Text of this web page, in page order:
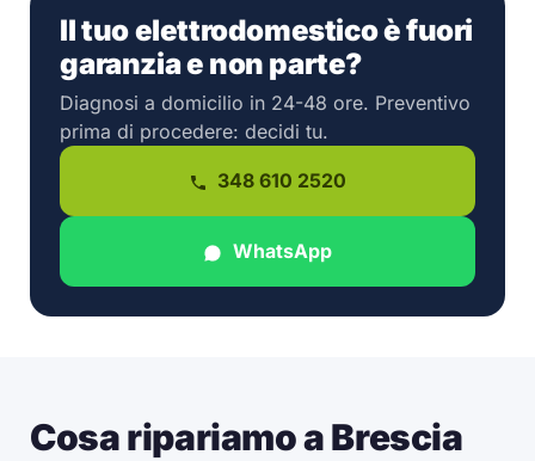
Il tuo elettrodomestico è fuori
garanzia e non parte?
Diagnosi a domicilio in 24-48 ore. Preventivo
prima di procedere: decidi tu.
348 610 2520
WhatsApp
Cosa ripariamo a Brescia